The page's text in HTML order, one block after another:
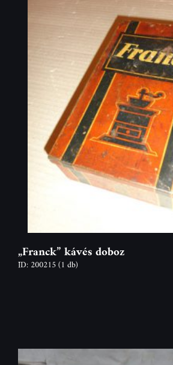
„Franck” kávés doboz
ID: 200215(1 db)